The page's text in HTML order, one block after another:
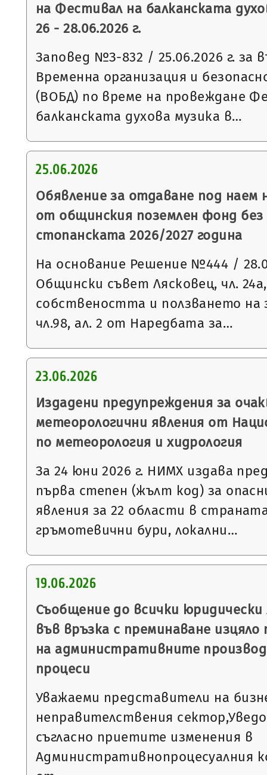
на Фестивал на балканската
26 - 28.06.2026 г.
Заповед №З-832 / 25.06.2026 г. за
Временна организация и
(ВОБД) по време на провеждане
балканската духова музика в…
25.06.2026
Обявление за отдаване под
от общинския поземлен фонд без
стопанската 2026/2027 година
На основание Решение №444 /
Общински съвет Лясковец, чл.
собствеността и ползването на
чл.98, ал. 2 от Наредбата за…
23.06.2026
Издадени предупреждения за
метеорологични явления от
по метеорология и хидрология
За 24 юни 2026 г. НИМХ издава
първа степен (жълт код) за
явления за 22 области в
гръмотевични бури, локални…
19.06.2026
Съобщение до всички юридически
във връзка с преминаване
на административните
процеси
Уважаеми представители на
неправителствения
съгласно приетите изменения в
Административнопроцесуалния